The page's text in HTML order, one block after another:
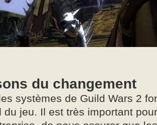
du changement
systèmes de Guild Wars 2
du jeu. Il est très important